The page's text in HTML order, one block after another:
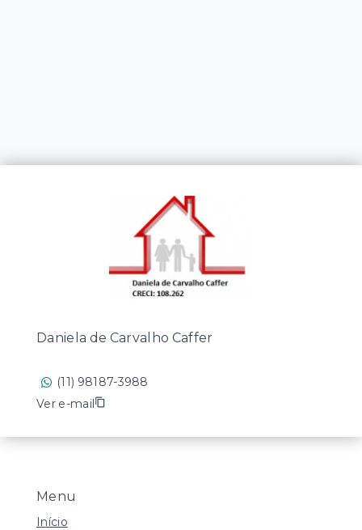
Menu
Início
Daniela de Carvalho Caffer
(11) 98187-3988
Ver e-mail